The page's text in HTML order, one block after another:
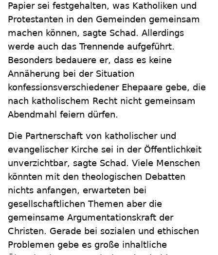
Papier sei festgehalten, was Katholiken und
Protestanten in den Gemeinden gemeinsam
machen können, sagte Schad. Allerdings
werde auch das Trennende aufgeführt.
Besonders bedauere er, dass es keine
Annäherung bei der Situation
konfessionsverschiedener Ehepaare gebe, die
nach katholischem Recht nicht gemeinsam
Abendmahl feiern dürfen.
Die Partnerschaft von katholischer und
evangelischer Kirche sei in der Öffentlichkeit
unverzichtbar, sagte Schad. Viele Menschen
könnten mit den theologischen Debatten
nichts anfangen, erwarteten bei
gesellschaftlichen Themen aber die
gemeinsame Argumentationskraft der
Christen. Gerade bei sozialen und ethischen
Problemen gebe es große inhaltliche